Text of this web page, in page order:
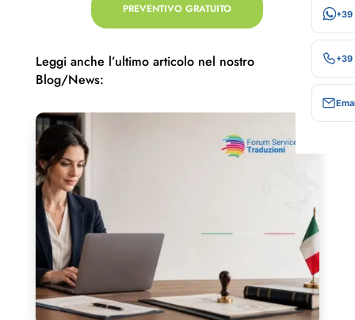
+39
PREVENTIVO GRATUITO
Leggi anche l’ultimo articolo nel nostro
Blog/News: